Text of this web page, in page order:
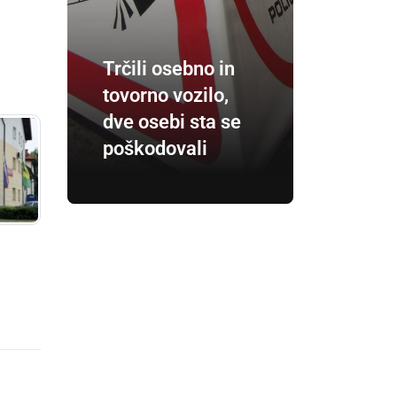
Trčili osebno in
tovorno vozilo,
dve osebi sta se
poškodovali